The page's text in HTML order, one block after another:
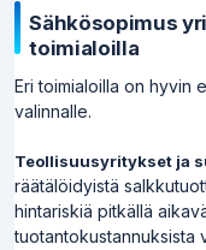
Sähkösopimus
toimialoilla
Eri toimialoilla on hyvin
valinnalle.
Teollisuusyritykset ja
räätälöidyistä
hintariskiä pitkällä
tuotantokustannuksista